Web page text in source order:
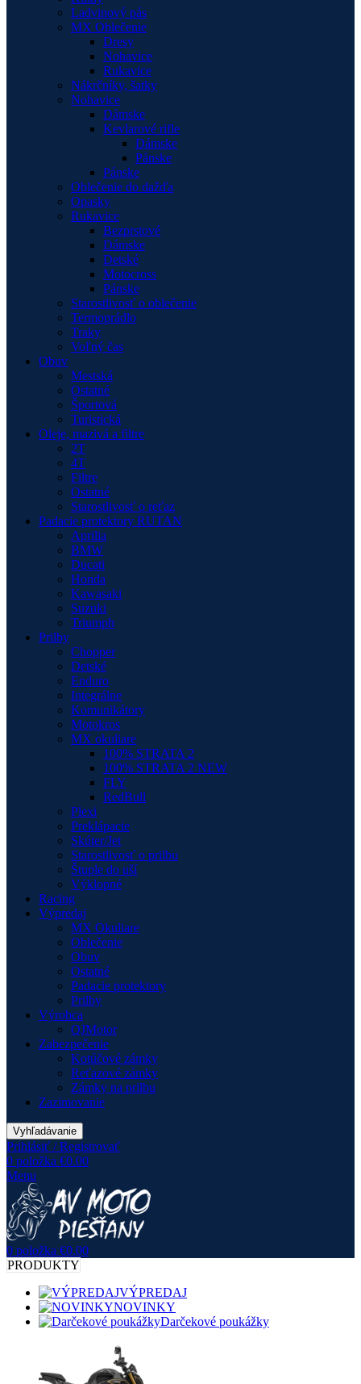
Ladvinový pás
MX Oblečenie
Dresy
Nohavice
Rukavice
Nákrčníky, šatky
Nohavice
Dámske
Kevlarové rifle
Dámske
Pánske
Pánske
Oblečenie do dažďa
Opasky
Rukavice
Bezprstové
Dámske
Detské
Motocross
Pánske
Starostlivosť o oblečenie
Termoprádlo
Traky
Voľný čas
Obuv
Mestská
Ostatné
Športová
Turistická
Oleje, mazivá a filtre
2T
4T
Filtre
Ostatné
Starostlivosť o reťaz
Padacie protektory RUTAN
Aprilia
BMW
Ducati
Honda
Kawasaki
Suzuki
Triumph
Prilby
Chopper
Detské
Enduro
Integrálne
Komunikátory
Motokros
MX okuliare
100% STRATA 2
100% STRATA 2 NEW
FLY
RedBull
Plexi
Preklápacie
Skúter/Jet
Starostlivosť o prilbu
Štuple do uší
Výklopné
Racing
Výpredaj
MX Okuliare
Oblečenie
Obuv
Ostatné
Padacie protektory
Prilby
Výrobca
QJMotor
Zabezpečenie
Kotúčové zámky
Reťazové zámky
Zámky na prilbu
Zazimovanie
Vyhľadávanie
Prihlásiť / Registrovať
0 položka €0.00
Menu
0 položka €0.00
PRODUKTY
VÝPREDAJ
NOVINKY
Darčekové poukážky